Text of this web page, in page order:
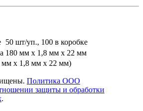
50 шт/уп., 100 в коробке
180 мм х 1,8 мм х 22 мм
Политика ООО
защиты и обработки
.